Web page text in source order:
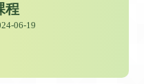
程
06-19